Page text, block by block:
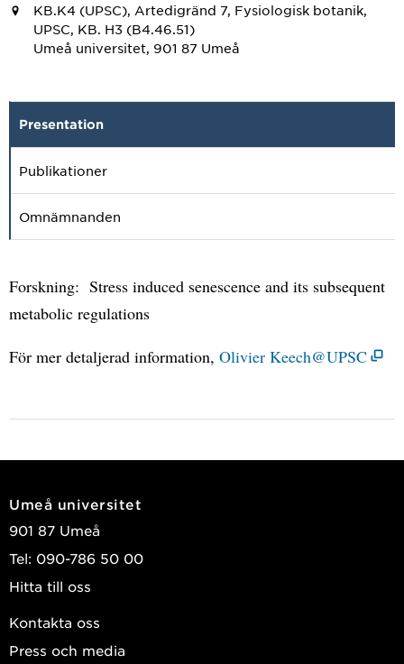
KB.K4 (UPSC), Artedigränd 7, Fysiologisk botanik,
UPSC, KB. H3 (B4.46.51)
Umeå universitet, 901 87 Umeå
Presentation
Publikationer
Omnämnanden
Forskning: Stress induced senescence and its subsequent
metabolic regulations
För mer detaljerad information, Olivier Keech@UPSC
Umeå universitet
901 87 Umeå
Tel: 090-786 50 00
Hitta till oss
Kontakta oss
Press och media